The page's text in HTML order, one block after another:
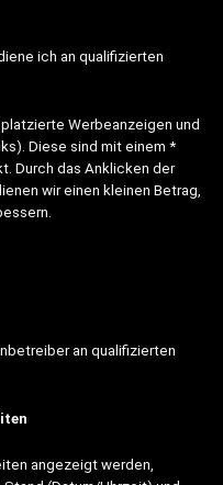
ich an qualifizierten
Werbeanzeigen und
Diese sind mit einem *
Durch das Anklicken der
wir einen kleinen Betrag,
an qualifizierten
angezeigt werden,